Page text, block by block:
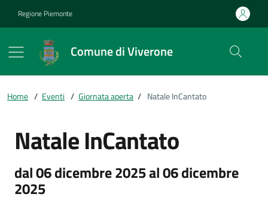
Regione Piemonte
Comune di Viverone
Home / Eventi / Giornata aperta / Natale InCantato
Natale InCantato
dal 06 dicembre 2025 al 06 dicembre
2025